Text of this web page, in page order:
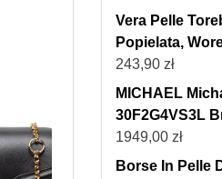
Vera Pelle
Popielata,
243,90 zł
MICHAEL
30F2G4VS3L
1949,00 zł
Borse In Pelle